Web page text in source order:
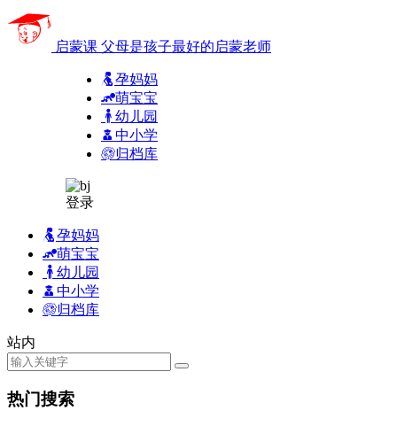
启蒙课 父母是孩子最好的启蒙老师
孕妈妈
萌宝宝
幼儿园
中小学
归档库
登录
孕妈妈
萌宝宝
幼儿园
中小学
归档库
站内
热门搜索